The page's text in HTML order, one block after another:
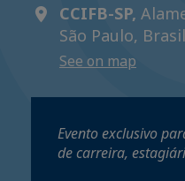
CCIFB-SP,
São Paulo, Brasil
See on map
Evento exclusivo
de carreira,